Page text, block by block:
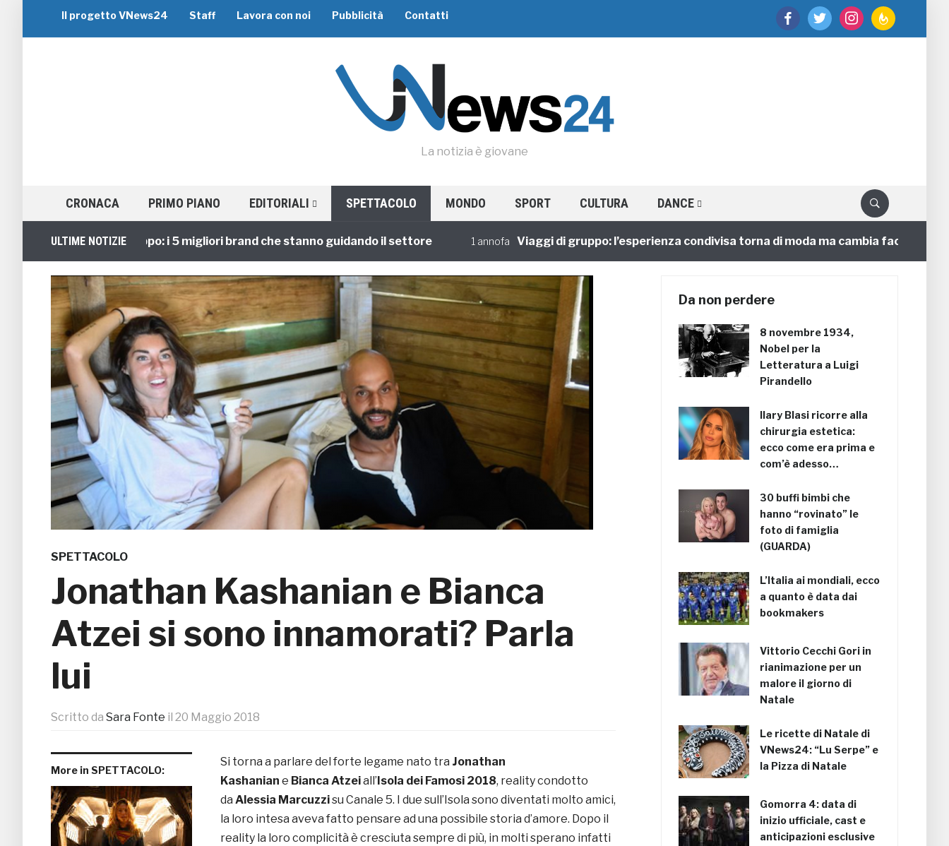
facebooktwitter instagramfeedburner
Il progetto VNews24 Staff Lavora con noi Pubblicità Contatti
La notizia è giovane
CRONACA PRIMO PIANO EDITORIALI SPETTACOLO MONDO SPORT CULTURA DANCE
ULTIME NOTIZIE
Viaggi di Gruppo: i 5 migliori brand che stanno guidando il settore 1 annofa Viaggi di gruppo: l’esperienza condivisa torna di moda ma cambia faccia
SPETTACOLO
Jonathan Kashanian e Bianca
Atzei si sono innamorati? Parla
lui
Scritto da Sara Fonte il 20 Maggio 2018
More in SPETTACOLO:
Si torna a parlare del forte legame nato tra Jonathan
Kashanian e Bianca Atzeiall’Isola dei Famosi 2018, reality condotto
da Alessia Marcuzzisu Canale 5. I due sull’Isola sono diventati molto amici,
la loro intesa aveva fatto pensare ad una possibile storia d’amore. Dopo il
reality la loro complicità è cresciuta sempre di più, in molti sperano infatti
Da non perdere
8 novembre 1934,
Nobel per la
Letteratura a Luigi
Pirandello
Ilary Blasi ricorre alla
chirurgia estetica:
ecco come era prima e
com’è adesso…
30 buffi bimbi che
hanno “rovinato” le
foto di famiglia
(GUARDA)
L’Italia ai mondiali, ecco
a quanto è data dai
bookmakers
Vittorio Cecchi Gori in
rianimazione per un
malore il giorno di
Natale
Le ricette di Natale di
VNews24: “Lu Serpe” e
la Pizza di Natale
Gomorra 4: data di
inizio ufficiale, cast e
anticipazioni esclusive